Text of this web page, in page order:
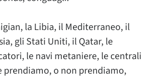
la Libia, il Mediterraneo, il
gli Stati Uniti, il Qatar, le
le navi metaniere, le centrali
prendiamo, o non prendiamo,